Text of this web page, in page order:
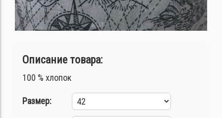
Описание товара:
100 % хлопок
Размер: